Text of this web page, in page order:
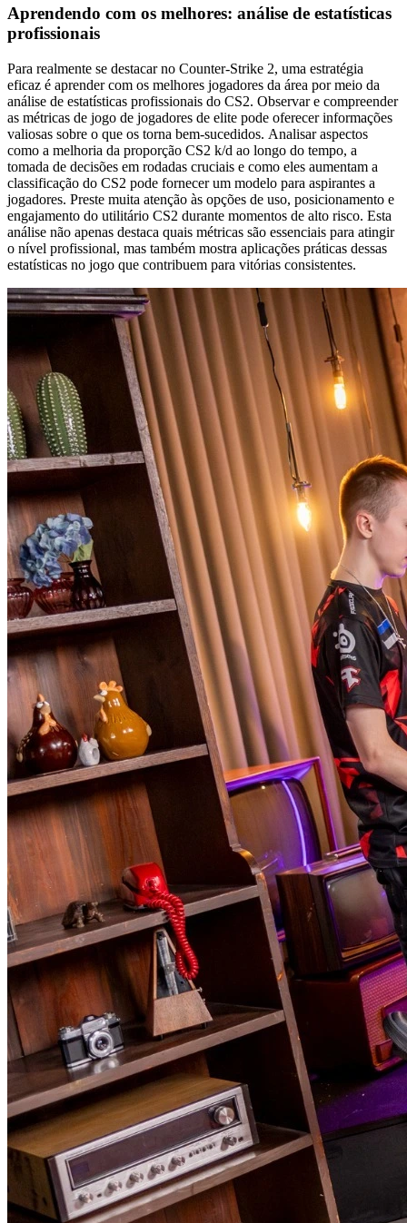
Aprendendo com os melhores: análise de estatísticas
profissionais
Para realmente se destacar no Counter-Strike 2, uma estratégia
eficaz é aprender com os melhores jogadores da área por meio da
análise de estatísticas profissionais do CS2. Observar e compreender
as métricas de jogo de jogadores de elite pode oferecer informações
valiosas sobre o que os torna bem-sucedidos. Analisar aspectos
como a melhoria da proporção CS2 k/d ao longo do tempo, a
tomada de decisões em rodadas cruciais e como eles aumentam a
classificação do CS2 pode fornecer um modelo para aspirantes a
jogadores. Preste muita atenção às opções de uso, posicionamento e
engajamento do utilitário CS2 durante momentos de alto risco. Esta
análise não apenas destaca quais métricas são essenciais para atingir
o nível profissional, mas também mostra aplicações práticas dessas
estatísticas no jogo que contribuem para vitórias consistentes.